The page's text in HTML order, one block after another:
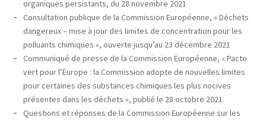
organiques persistants, du 28 novembre 2021
Consultation publique de la Commission Européenne, « Déchets
dangereux – mise à jour des limites de concentration pour les
polluants chimiques », ouverte jusqu’au 23 décembre 2021
Communiqué de presse de la Commission Européenne, « Pacte
vert pour l’Europe : la Commission adopte de nouvelles limites
pour certaines des substances chimiques les plus nocives
présentes dans les déchets », publié le 28 octobre 2021
Questions et réponses de la Commission Européenne sur les